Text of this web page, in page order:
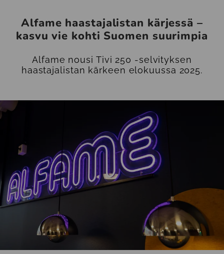
Alfame haastajalistan kärjessä –
kasvu vie kohti Suomen suurimpia
Alfame nousi Tivi 250 -selvityksen
haastajalistan kärkeen elokuussa 2025.